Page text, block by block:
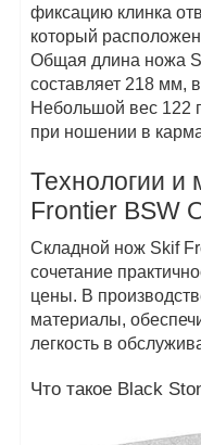
фиксацию клинка
который
Общая длина ножа
составляет 218 мм,
Небольшой вес 122
при ношении в
Технологии и
Frontier BSW
Складной нож Skif
сочетание
цены. В
материалы,
легкость в
Что такое Black